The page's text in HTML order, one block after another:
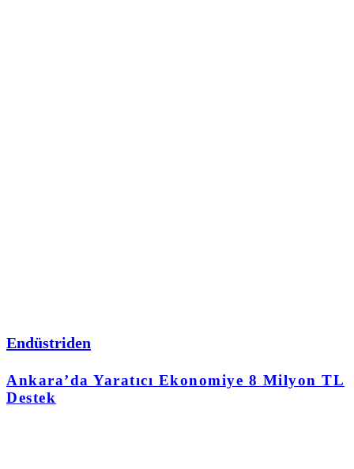
Endüstriden
Ankara’da Yaratıcı Ekonomiye 8 Milyon TL
Destek